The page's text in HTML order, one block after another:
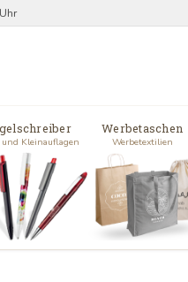
und Kleinauflagen
Werbetaschen
Werbetextilien